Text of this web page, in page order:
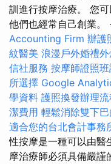
訓進行按摩治療。 您
他們也經常自己創業。
Accounting Firm 辦護
紋醫美 浪漫戶外婚禮
信社服務 按摩師證照
所選擇 Google
學資料 護照換發辦理流
潔費用 輕鬆消除雙下
適合您的台北會計事務
性按摩是一種可以由醫
摩治療師必須具備嚴謹